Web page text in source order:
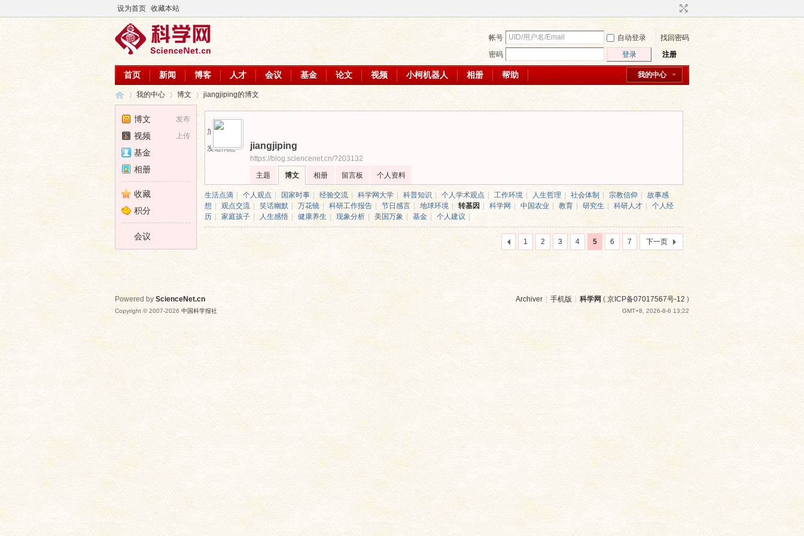
设为首页 收藏本站
帐号 自动登录
找回密码
密码
登录 注册
我的中心
首页 新闻 博客 人才 会议 基金 论文 视频 小柯机器人 相册 帮助
学
›
我的中心 博文 jiangjiping的博文
加为好友
发送消息
jiangjiping
https://blog.sciencenet.cn/?203132
主题
博文 相册 留言板 个人资料
生活点滴 个人观点 | 国家时事 经验交流 科学网大学 科普知识 个人学术观点 工作环境 人生哲理 | 社会体制 宗教信仰
故事感
想
观点交流 笑话幽默 | 万花镜 | 科研工作报告 节日感言 地球环境 转基因 科学网 中国农业 教育 研究生 科研人才
个人经
历
家庭孩子 人生感悟 健康养生 现象分析 美国万象 基金 个人建议
1 2 3 4 5 6 7 下一页
发布
博文
上传
视频
基金
相册
收藏
积分
会议
Archiver 手机版 科学网 ( 京ICP备07017567号-12 )
GMT+8, 2026-8-6 13:22
Powered by ScienceNet.cn
Copyright © 2007-2026 中国科学报社